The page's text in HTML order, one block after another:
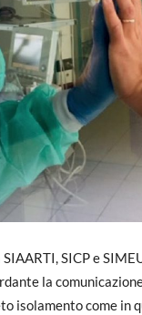
SICP e
la
isolamento come in